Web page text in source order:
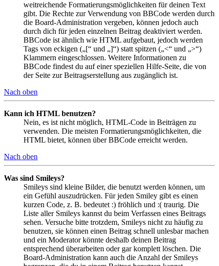
weitreichende Formatierungsmöglichkeiten für deinen Text
gibt. Die Rechte zur Verwendung von BBCode werden durch
die Board-Administration vergeben, können jedoch auch
durch dich für jeden einzelnen Beitrag deaktiviert werden.
BBCode ist ähnlich wie HTML aufgebaut, jedoch werden
Tags von eckigen („[“ und „]“) statt spitzen („<“ und „>“)
Klammern eingeschlossen. Weitere Informationen zu
BBCode findest du auf einer speziellen Hilfe-Seite, die von
der Seite zur Beitragserstellung aus zugänglich ist.
Nach oben
Kann ich HTML benutzen?
Nein, es ist nicht möglich, HTML-Code in Beiträgen zu
verwenden. Die meisten Formatierungsmöglichkeiten, die
HTML bietet, können über BBCode erreicht werden.
Nach oben
Was sind Smileys?
Smileys sind kleine Bilder, die benutzt werden können, um
ein Gefühl auszudrücken. Für jeden Smiley gibt es einen
kurzen Code, z. B. bedeutet :) fröhlich und :( traurig. Die
Liste aller Smileys kannst du beim Verfassen eines Beitrags
sehen. Versuche bitte trotzdem, Smileys nicht zu häufig zu
benutzen, sie können einen Beitrag schnell unlesbar machen
und ein Moderator könnte deshalb deinen Beitrag
entsprechend überarbeiten oder gar komplett löschen. Die
Board-Administration kann auch die Anzahl der Smileys